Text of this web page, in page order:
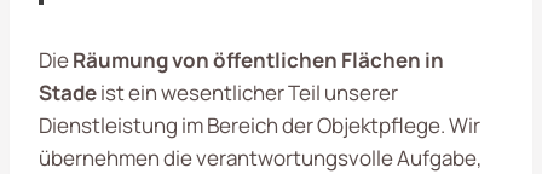
DieRäumung von öffentlichen Flächen in
Stadeist ein wesentlicher Teil unserer
Dienstleistung im Bereich der Objektpflege. Wir
übernehmen die verantwortungsvolle Aufgabe,